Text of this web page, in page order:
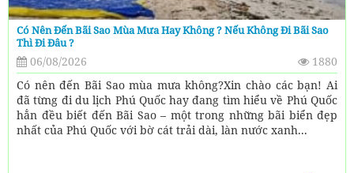
Có Nên Đến Bãi Sao Mùa Mưa Hay Không ? Nếu Không Đi Bãi Sao
Thì Đi Đâu ?
06/08/2026
1880
Có nên đến Bãi Sao mùa mưa không?Xin chào các bạn! Ai
đã từng đi du lịch Phú Quốc hay đang tìm hiểu về Phú Quốc
hẳn đều biết đến Bãi Sao – một trong những bãi biển đẹp
nhất của Phú Quốc với bờ cát trải dài, làn nước xanh...